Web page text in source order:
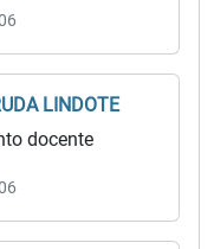
LINDOTE
docente